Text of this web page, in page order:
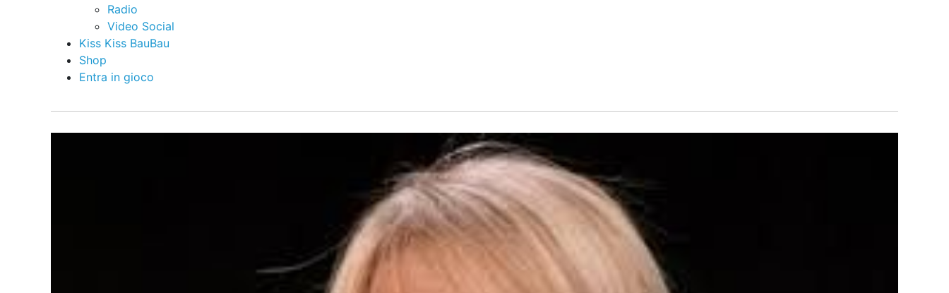
Radio
Video Social
Kiss Kiss BauBau
Shop
Entra in gioco